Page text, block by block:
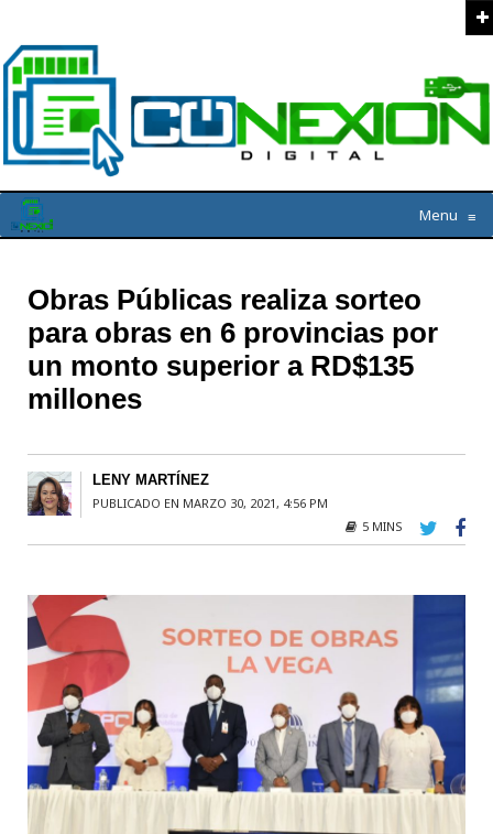
Menu ≡
Obras Públicas realiza sorteo
para obras en 6 provincias por
un monto superior a RD$135
millones
LENY MARTÍNEZ
PUBLICADO EN MARZO 30, 2021, 4:56 PM
5 MINS